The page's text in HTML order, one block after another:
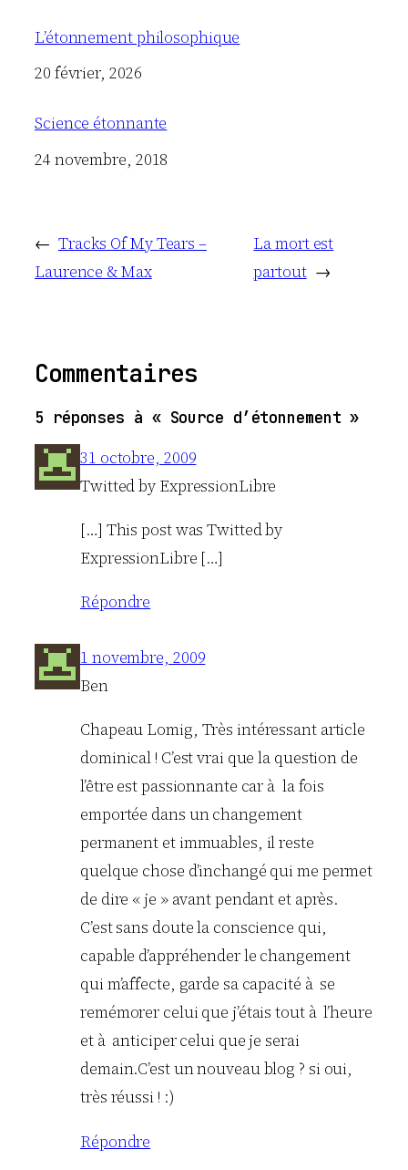
L’étonnement philosophique
Date
20 février, 2026
Science étonnante
Date
24 novembre, 2018
← Tracks Of My Tears –
Laurence & Max
La mort est
partout →
Commentaires
5 réponses à « Source d’étonnement »
31 octobre, 2009
Twitted by ExpressionLibre
[…] This post was Twitted by
ExpressionLibre […]
Répondre
1 novembre, 2009
Ben
Chapeau Lomig, Très intéressant article
dominical ! C’est vrai que la question de
l’être est passionnante car à la fois
emportée dans un changement
permanent et immuables, il reste
quelque chose d’inchangé qui me permet
de dire « je » avant pendant et après.
C’est sans doute la conscience qui,
capable d’appréhender le changement
qui m’affecte, garde sa capacité à se
remémorer celui que j’étais tout à l’heure
et à anticiper celui que je serai
demain.C’est un nouveau blog ? si oui,
très réussi ! :)
Répondre